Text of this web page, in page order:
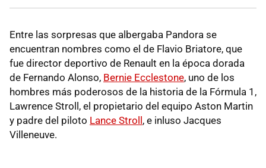
Entre las sorpresas que albergaba Pandora se
encuentran nombres como el de Flavio Briatore, que
fue director deportivo de Renault en la época dorada
de Fernando Alonso, Bernie Ecclestone, uno de los
hombres más poderosos de la historia de la Fórmula 1,
Lawrence Stroll, el propietario del equipo Aston Martin
y padre del piloto Lance Stroll, e inluso Jacques
Villeneuve.